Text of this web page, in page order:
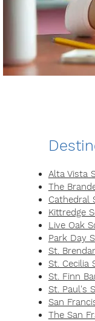
Alta Vista
The
Cathedral
Kittredge
Live Oak
Park Day
St.
St. Cecilia
St. Finn
St. Paul's
San
The San